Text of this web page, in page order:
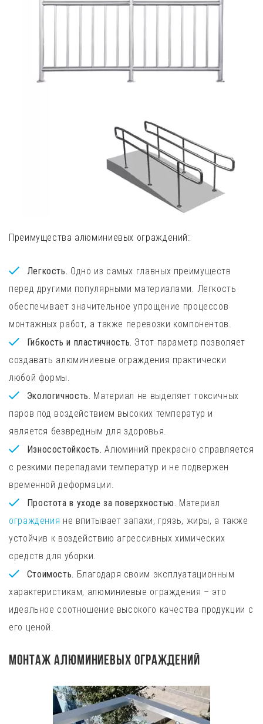
Преимущества алюминиевых ограждений:
Легкость. Одно из самых главных преимуществ
перед другими популярными материалами. Легкость
обеспечивает значительное упрощение процессов
монтажных работ, а также перевозки компонентов.
Гибкость и пластичность. Этот параметр позволяет
создавать алюминиевые ограждения практически
любой формы.
Экологичность. Материал не выделяет токсичных
паров под воздействием высоких температур и
является безвредным для здоровья.
Износостойкость. Алюминий прекрасно справляется
с резкими перепадами температур и не подвержен
временной деформации.
Простота в уходе за поверхностью. Материал
ограждения не впитывает запахи, грязь, жиры, а также
устойчив к воздействию агрессивных химических
средств для уборки.
Стоимость. Благодаря своим эксплуатационным
характеристикам, алюминиевые ограждения – это
идеальное соотношение высокого качества продукции с
его ценой.
Монтаж алюминиевых ограждений